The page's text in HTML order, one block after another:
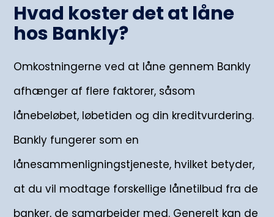
Hvad koster det at låne
hos Bankly?
Omkostningerne ved at låne gennem Bankly
afhænger af flere faktorer, såsom
lånebeløbet, løbetiden og din kreditvurdering.
Bankly fungerer som en
lånesammenligningstjeneste, hvilket betyder,
at du vil modtage forskellige lånetilbud fra de
banker, de samarbejder med. Generelt kan de